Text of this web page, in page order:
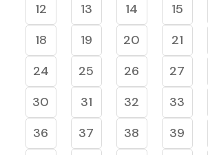
12
13 14 15
18
19 20 21
24
25 26 27
30
31 32 33
36
37 38 39